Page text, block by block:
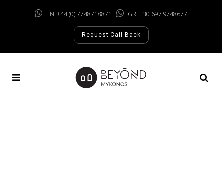
EN: +44 (0) 7748718871 GR: +30 697 9748677
Request Call Back